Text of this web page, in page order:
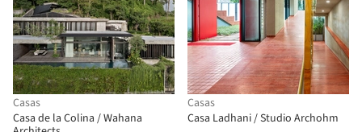
Casas
Casa de la Colina / Wahana
Casas
Casa Ladhani / Studio Archohm